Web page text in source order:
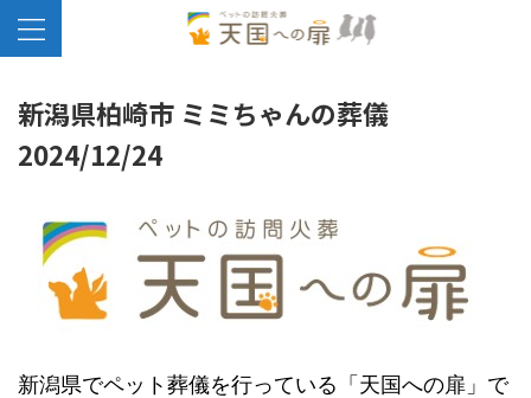
新潟県柏崎市 ミミちゃんの葬儀
2024/12/24
新潟県でペット葬儀を行っている「天国への扉」で